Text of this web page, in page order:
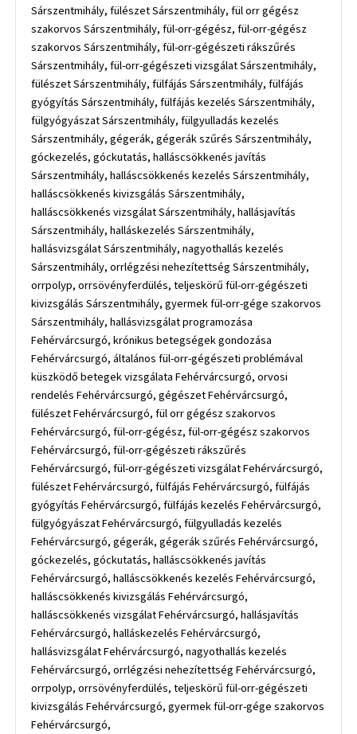
Sárszentmihály, fülészet Sárszentmihály, fül orr gégész
szakorvos Sárszentmihály, fül-orr-gégész, fül-orr-gégész
szakorvos Sárszentmihály, fül-orr-gégészeti rákszűrés
Sárszentmihály, fül-orr-gégészeti vizsgálat Sárszentmihály,
fülészet Sárszentmihály, fülfájás Sárszentmihály, fülfájás
gyógyítás Sárszentmihály, fülfájás kezelés Sárszentmihály,
fülgyógyászat Sárszentmihály, fülgyulladás kezelés
Sárszentmihály, gégerák, gégerák szűrés Sárszentmihály,
góckezelés, góckutatás, halláscsökkenés javítás
Sárszentmihály, halláscsökkenés kezelés Sárszentmihály,
halláscsökkenés kivizsgálás Sárszentmihály,
halláscsökkenés vizsgálat Sárszentmihály, hallásjavítás
Sárszentmihály, halláskezelés Sárszentmihály,
hallásvizsgálat Sárszentmihály, nagyothallás kezelés
Sárszentmihály, orrlégzési nehezítettség Sárszentmihály,
orrpolyp, orrsövényferdülés, teljeskörű fül-orr-gégészeti
kivizsgálás Sárszentmihály, gyermek fül-orr-gége szakorvos
Sárszentmihály, hallásvizsgálat programozása
Fehérvárcsurgó, krónikus betegségek gondozása
Fehérvárcsurgó, általános fül-orr-gégészeti problémával
küszködő betegek vizsgálata Fehérvárcsurgó, orvosi
rendelés Fehérvárcsurgó, gégészet Fehérvárcsurgó,
fülészet Fehérvárcsurgó, fül orr gégész szakorvos
Fehérvárcsurgó, fül-orr-gégész, fül-orr-gégész szakorvos
Fehérvárcsurgó, fül-orr-gégészeti rákszűrés
Fehérvárcsurgó, fül-orr-gégészeti vizsgálat Fehérvárcsurgó,
fülészet Fehérvárcsurgó, fülfájás Fehérvárcsurgó, fülfájás
gyógyítás Fehérvárcsurgó, fülfájás kezelés Fehérvárcsurgó,
fülgyógyászat Fehérvárcsurgó, fülgyulladás kezelés
Fehérvárcsurgó, gégerák, gégerák szűrés Fehérvárcsurgó,
góckezelés, góckutatás, halláscsökkenés javítás
Fehérvárcsurgó, halláscsökkenés kezelés Fehérvárcsurgó,
halláscsökkenés kivizsgálás Fehérvárcsurgó,
halláscsökkenés vizsgálat Fehérvárcsurgó, hallásjavítás
Fehérvárcsurgó, halláskezelés Fehérvárcsurgó,
hallásvizsgálat Fehérvárcsurgó, nagyothallás kezelés
Fehérvárcsurgó, orrlégzési nehezítettség Fehérvárcsurgó,
orrpolyp, orrsövényferdülés, teljeskörű fül-orr-gégészeti
kivizsgálás Fehérvárcsurgó, gyermek fül-orr-gége szakorvos
Fehérvárcsurgó,